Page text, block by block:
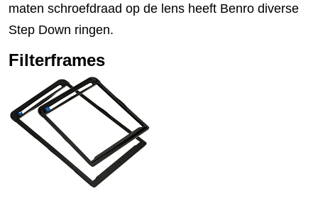
maten schroefdraad op de lens heeft Benro diverse
Step Down ringen.
Filterframes